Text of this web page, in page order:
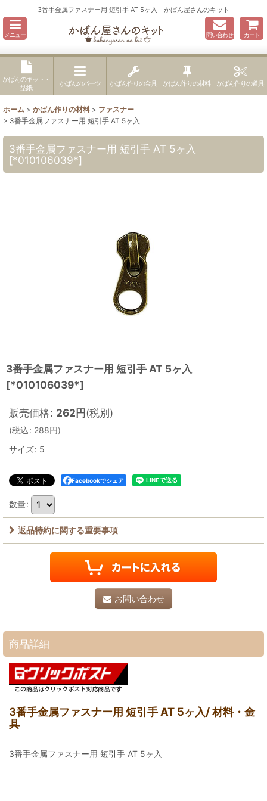
3番手金属ファスナー用 短引手 AT 5ヶ入 - かばん屋さんのキット
メニュー 問い合わせ カート
かばんのキット・
型紙
かばんのパーツ かばん作りの金具 かばん作りの材料 かばん作りの道具
ホーム > かばん作りの材料 > ファスナー
> 3番手金属ファスナー用 短引手 AT 5ヶ入
3番手金属ファスナー用 短引手 AT 5ヶ入
[*010106039*]
3番手金属ファスナー用 短引手 AT 5ヶ入
[*010106039*]
販売価格: 262円(税別)
(税込: 288円)
サイズ: 5
Facebookでシェア
数量:
返品特約に関する重要事項
お問い合わせ
商品詳細
3番手金属ファスナー用 短引手 AT 5ヶ入/ 材料・金
具
3番手金属ファスナー用 短引手 AT 5ヶ入